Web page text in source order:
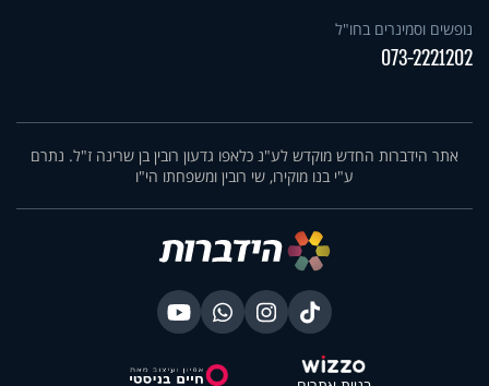
נופשים וסמינרים בחו"ל
073-2221202
אתר הידברות החדש מוקדש לע"נ כלאפו גדעון רובין בן שרינה ז"ל. נתרם
ע"י בנו מוקירו, שי רובין ומשפחתו הי"ו